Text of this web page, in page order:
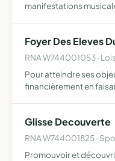
manifestations
Foyer Des Eleves
RNA W744001053 ·
Pour atteindre ses
financièrement en
pédagogique
Glisse Decouverte
RNA W744001825 ·
Promouvoir et